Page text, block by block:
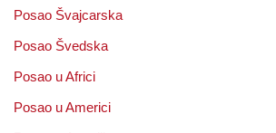
Posao Švajcarska
Posao Švedska
Posao u Africi
Posao u Americi